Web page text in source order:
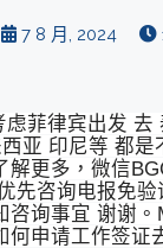
7 8 月, 2024
虑菲律宾出发 去
亚 印尼等 都是
解更多，微信
先咨询电报免验
咨询事宜 谢谢。
何申请工作签证